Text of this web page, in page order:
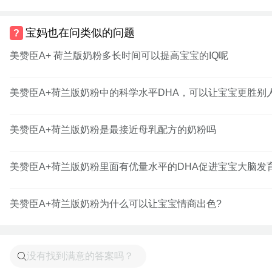
宝妈也在问类似的问题
美赞臣A+ 荷兰版奶粉多长时间可以提高宝宝的IQ呢
美赞臣A+荷兰版奶粉中的科学水平DHA，可以让宝宝更胜别
美赞臣A+荷兰版奶粉是最接近母乳配方的奶粉吗
美赞臣A+荷兰版奶粉里面有优量水平的DHA促进宝宝大脑发
美赞臣A+荷兰版奶粉为什么可以让宝宝情商出色?